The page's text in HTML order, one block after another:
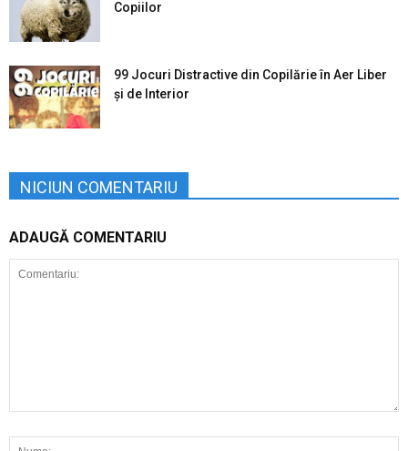
Copiilor
99 Jocuri Distractive din Copilărie în Aer Liber
şi de Interior
NICIUN COMENTARIU
ADAUGĂ COMENTARIU